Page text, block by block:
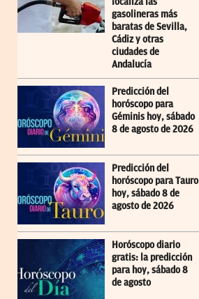
gasolineras más
baratas de Sevilla,
Cádiz y otras
ciudades de
Andalucía
Predicción del
horóscopo para
Géminis hoy, sábado
8 de agosto de 2026
Predicción del
horóscopo para Tauro
hoy, sábado 8 de
agosto de 2026
Horóscopo diario
gratis: la predicción
para hoy, sábado 8
de agosto